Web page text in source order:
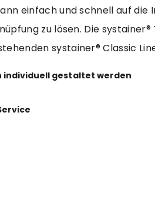
einfach und schnell auf die
zu lösen. Die systainer®
systainer® Classic
individuell gestaltet werden